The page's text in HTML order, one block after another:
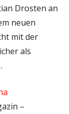
Drosten an
neuen
mit der
als
–